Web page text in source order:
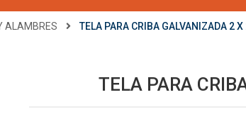
ALAMBRES TELA PARA CRIBA GALVANIZADA 2 X
TELA PARA